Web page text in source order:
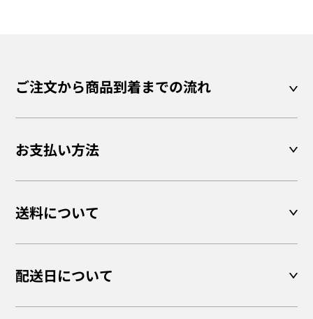
ご注文から商品到着までの流れ
お支払い方法
送料について
配送日について